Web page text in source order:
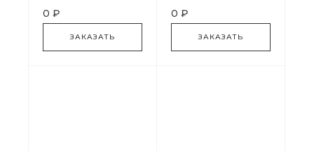
0 ₽
ЗАКАЗАТЬ
0 ₽
ЗАКАЗАТЬ